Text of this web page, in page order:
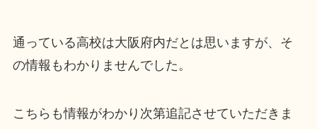
通っている高校は大阪府内だとは思いますが、そ
の情報もわかりませんでした。
こちらも情報がわかり次第追記させていただきま